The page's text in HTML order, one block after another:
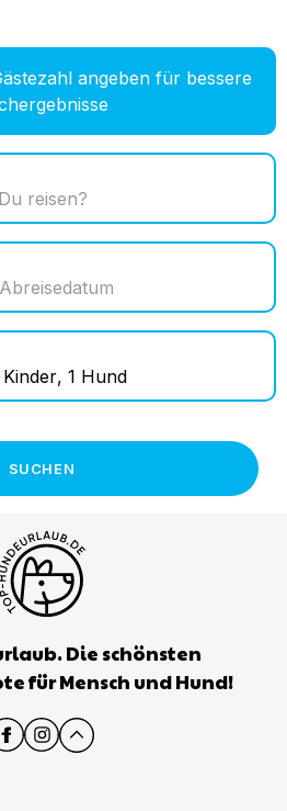
angeben für bessere
Abreisedatum
Kinder, 1 Hund
SUCHEN
Die schönsten
für Mensch und Hund!